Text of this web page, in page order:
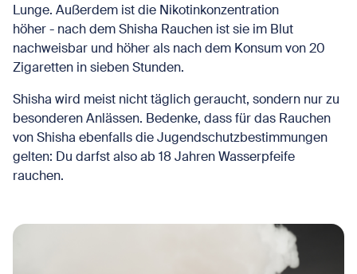
Lunge. Außerdem ist die Nikotinkonzentration
höher - nach dem Shisha Rauchen ist sie im Blut
nachweisbar und höher als nach dem Konsum von 20
Zigaretten in sieben Stunden.
Shisha wird meist nicht täglich geraucht, sondern nur zu
besonderen Anlässen. Bedenke, dass für das Rauchen
von Shisha ebenfalls die Jugendschutzbestimmungen
gelten: Du darfst also ab 18 Jahren Wasserpfeife
rauchen.